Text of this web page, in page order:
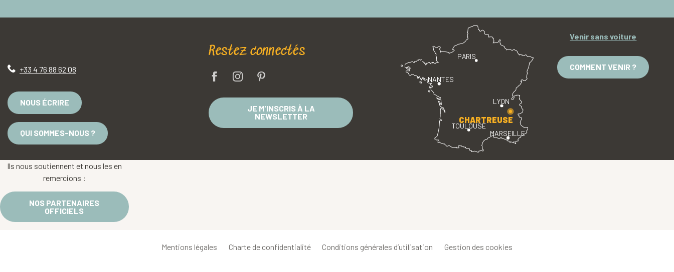
+33 4 76 88 62 08
NOUS ÉCRIRE
QUI SOMMES-NOUS ?
Restez connectés
JE M'INSCRIS À LA
NEWSLETTER
PARIS
LYON
TOULOUSE
MARSEILLE
NANTES
CHARTREUSE
Venir sans voiture
COMMENT VENIR ?
Ils nous soutiennent et nous les en
remercions :
NOS PARTENAIRES
OFFICIELS
Mentions légales Charte de confidentialité Conditions générales d’utilisation Gestion des cookies